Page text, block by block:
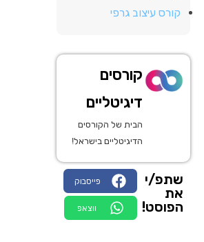
קורס עיצוב גרפי
קורסים
דיגיטליים
הבית של הקורסים
הדיגיטליים בישראל!
שתפ/י
את
הפוסט!
פייסבוק
ווצאפ